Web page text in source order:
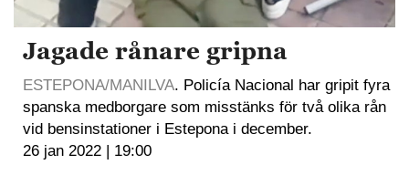
Jagade rånare gripna
ESTEPONA/MANILVA. Policía Nacional har gripit fyra
spanska medborgare som misstänks för två olika rån
vid bensinstationer i Estepona i december.
26 jan 2022 | 19:00